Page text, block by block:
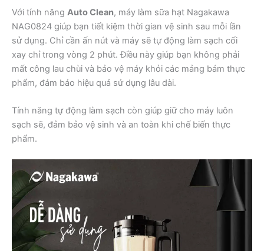
Với tính năng Auto Clean, máy làm sữa hạt Nagakawa
NAG0824 giúp bạn tiết kiệm thời gian vệ sinh sau mỗi lần
sử dụng. Chỉ cần ấn nút và máy sẽ tự động làm sạch cối
xay chỉ trong vòng 2 phút. Điều này giúp bạn không phải
mất công lau chùi và bảo vệ máy khỏi các mảng bám thực
phẩm, đảm bảo hiệu quả sử dụng lâu dài.
Tính năng tự động làm sạch còn giúp giữ cho máy luôn
sạch sẽ, đảm bảo vệ sinh và an toàn khi chế biến thực
phẩm.